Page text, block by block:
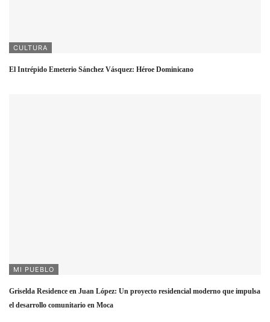
CULTURA
El Intrépido Emeterio Sánchez Vásquez: Héroe Dominicano
MI PUEBLO
Griselda Residence en Juan López: Un proyecto residencial moderno que impulsa
el desarrollo comunitario en Moca